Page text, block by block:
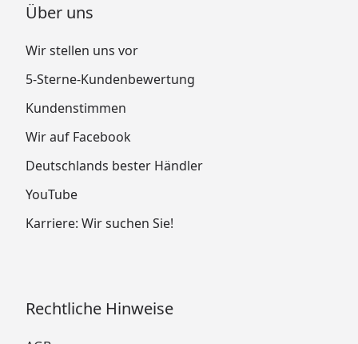
Über uns
Wir stellen uns vor
5-Sterne-Kundenbewertung
Kundenstimmen
Wir auf Facebook
Deutschlands bester Händler
YouTube
Karriere: Wir suchen Sie!
Rechtliche Hinweise